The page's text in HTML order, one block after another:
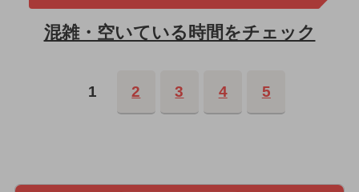
混雑・空いている時間をチェック
1 2 3 4 5